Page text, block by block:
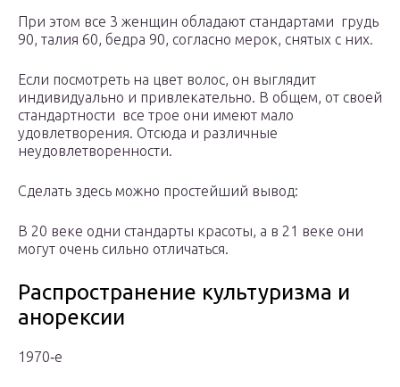
При этом все 3 женщин обладают стандартами грудь
90, талия 60, бедра 90, согласно мерок, снятых с них.
Если посмотреть на цвет волос, он выглядит
индивидуально и привлекательно. В общем, от своей
стандартности все трое они имеют мало
удовлетворения. Отсюда и различные
неудовлетворенности.
Сделать здесь можно простейший вывод:
В 20 веке одни стандарты красоты, а в 21 веке они
могут очень сильно отличаться.
Распространение культуризма и
анорексии
1970‑е